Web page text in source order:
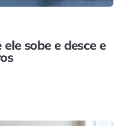
sobe e desce e